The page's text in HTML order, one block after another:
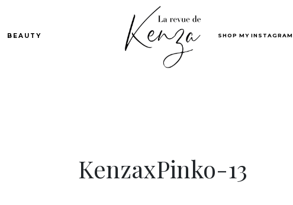
BEAUTY SHOP MY INSTAGRAM
KenzaxPinko-13